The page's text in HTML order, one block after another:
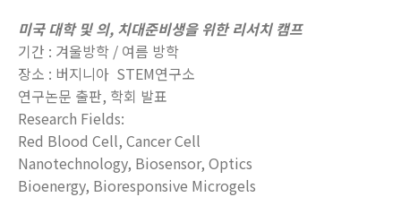
미국 대학 및 의, 치대준비생을 위한 리서치 캠프
기간 : 겨울방학 / 여름 방학
장소 : 버지니아 STEM연구소
연구논문 출판, 학회 발표
Research Fields:
Red Blood Cell, Cancer Cell
Nanotechnology, Biosensor, Optics
Bioenergy, Bioresponsive Microgels